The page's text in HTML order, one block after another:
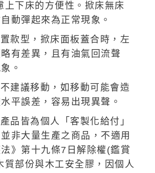
上下床的方便性。掀床無床
動彈起來為正常現象。
款型，掀床面板蓋合時，左
有差異，且有油氣回流聲
。
建議移動，如移動可能會造
平誤差，容易出現異聲。
品皆為個人「客製化給付」
非大量生產之商品，不適用
法》第十九條7日解除權(鑑賞
質部份與木工安全膠，因個人